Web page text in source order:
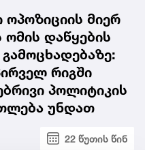
მიერ
დაწყების
რიგში
პოლიტიკის
უნდათ
22 წუთის წინ